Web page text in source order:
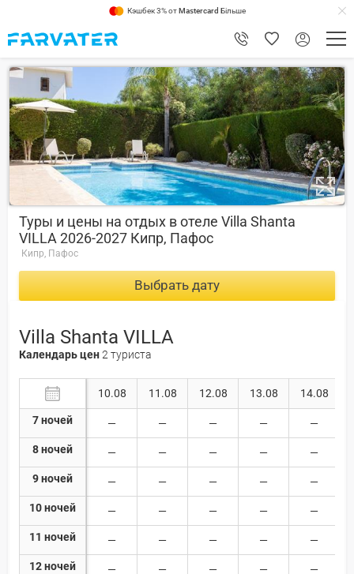
Кэшбек 3% отMastercard Більше
6.4
Туры и цены на отдых в отеле Villa Shanta
VILLA 2026-2027 Кипр, Пафос
Кипр, Пафос
Выбрать дату
Villa Shanta VILLA
Календарь цен2 туриста
7 ночей
8 ночей
9 ночей
10 ночей
11 ночей
12 ночей
10.08 11.08 12.08 13.08 14.08